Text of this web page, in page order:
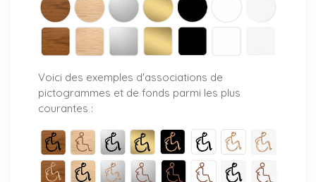
Voici des exemples d'associations de
pictogrammes et de fonds parmi les plus
courantes :